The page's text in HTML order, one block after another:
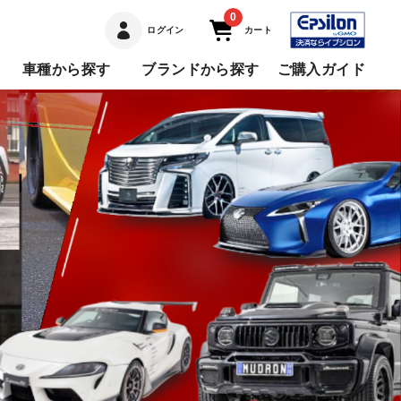
ログイン
0
カート
車種から探す ブランドから探す ご購入ガイド